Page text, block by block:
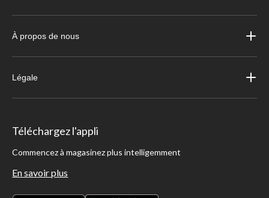
À propos de nous
Légale
Téléchargez l'appli
Commencez à magasinez plus intelligemment
En savoir plus